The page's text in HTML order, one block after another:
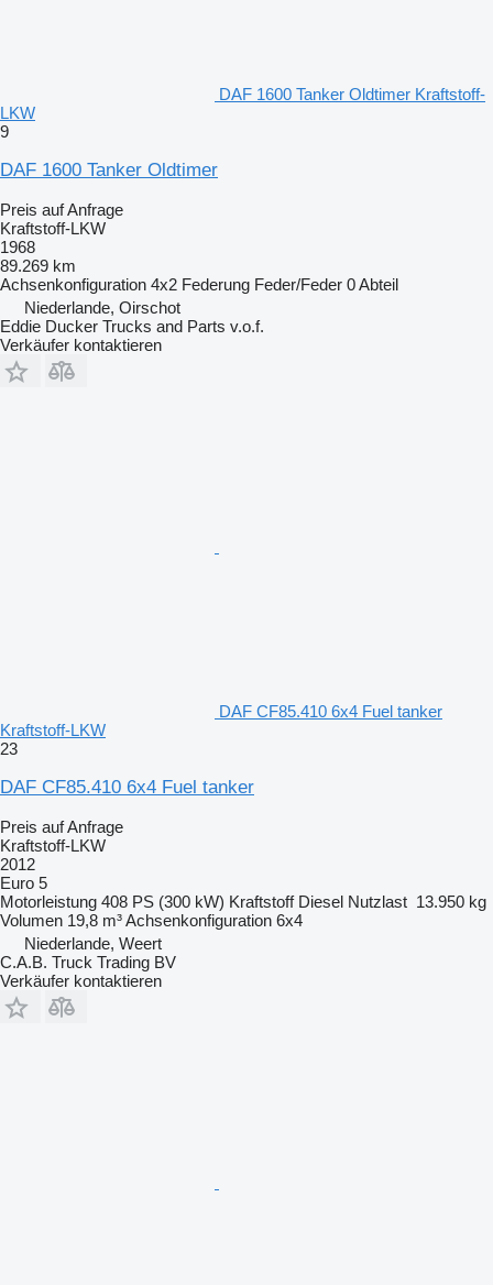
DAF 1600 Tanker Oldtimer Kraftstoff-
LKW
9
DAF 1600 Tanker Oldtimer
Preis auf Anfrage
Kraftstoff-LKW
1968
89.269 km
Achsenkonfiguration 4x2 Federung Feder/Feder 0 Abteil
Niederlande, Oirschot
Eddie Ducker Trucks and Parts v.o.f.
Verkäufer kontaktieren
DAF CF85.410 6x4 Fuel tanker
Kraftstoff-LKW
23
DAF CF85.410 6x4 Fuel tanker
Preis auf Anfrage
Kraftstoff-LKW
2012
Euro 5
Motorleistung 408 PS (300 kW) Kraftstoff Diesel Nutzlast 13.950 kg
Volumen 19,8 m³Achsenkonfiguration 6x4
Niederlande, Weert
C.A.B. Truck Trading BV
Verkäufer kontaktieren